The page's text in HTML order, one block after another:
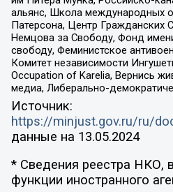
альянс, Школа международных
Патерсона, Центр Гражданских
Немцова за Свободу, Фонд
свободу, Феминистское
Комитет независимости
Occupation of Karelia, Вернись
медиа, Либерально-
Источник:
https://minjust.gov.ru/ru/
данные на 13.05.2024
* Сведения реестра НКО,
функции иностранного